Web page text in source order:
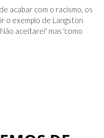
acabar com o racismo, os
o exemplo de Langston
aceitarei' mas 'como